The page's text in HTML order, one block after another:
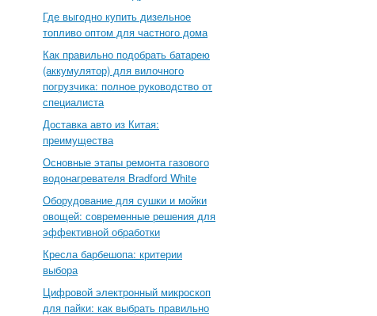
Где выгодно купить дизельное
топливо оптом для частного дома
Как правильно подобрать батарею
(аккумулятор) для вилочного
погрузчика: полное руководство от
специалиста
Доставка авто из Китая:
преимущества
Основные этапы ремонта газового
водонагревателя Bradford White
Оборудование для сушки и мойки
овощей: современные решения для
эффективной обработки
Кресла барбешопа: критерии
выбора
Цифровой электронный микроскоп
для пайки: как выбрать правильно